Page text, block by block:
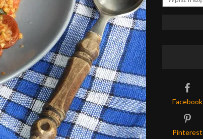
Facebook
Pinterest